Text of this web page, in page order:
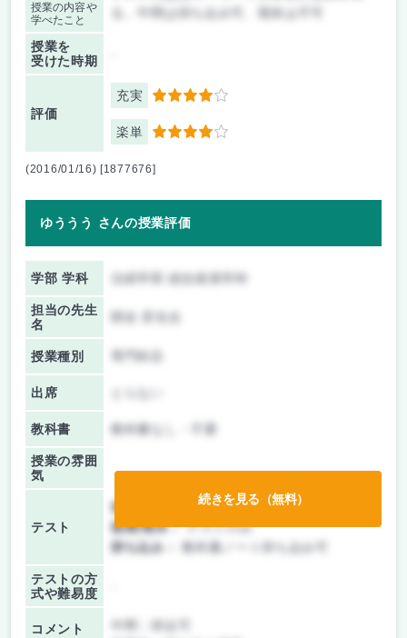
授業の内容や
学べたこと
授業を
受けた時期
評価
充実 4
楽単 4
(2016/01/16) [1877676]
ゆううう さんの授業評価
学部 学科 法経学部 総合政策学科
担当の先生
名
授業種別
出席
教科書 教科書なし・不要
授業の雰囲
気
テスト
前期/中間：
テストのみ
後期/期末：テストのみ
持ち込み：
教科書ノート持ち込み可
テストの方
式や難易度
コメント
続きを見る（無料）